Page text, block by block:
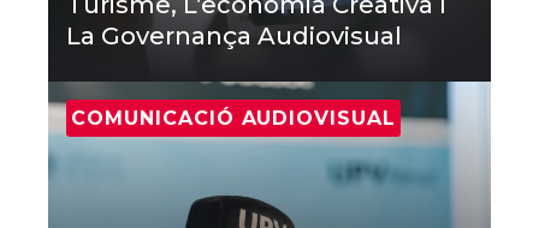
La Governança Audiovisual
COMUNICACIÓ AUDIOVISUAL